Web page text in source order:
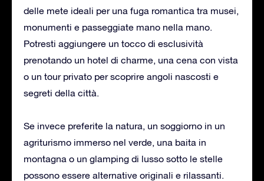
delle mete ideali per una fuga romantica tra musei,
monumenti e passeggiate mano nella mano.
Potresti aggiungere un tocco di esclusività
prenotando un hotel di charme, una cena con vista
o un tour privato per scoprire angoli nascosti e
segreti della città.
Se invece preferite la natura, un soggiorno in un
agriturismo immerso nel verde, una baita in
montagna o un glamping di lusso sotto le stelle
possono essere alternative originali e rilassanti.